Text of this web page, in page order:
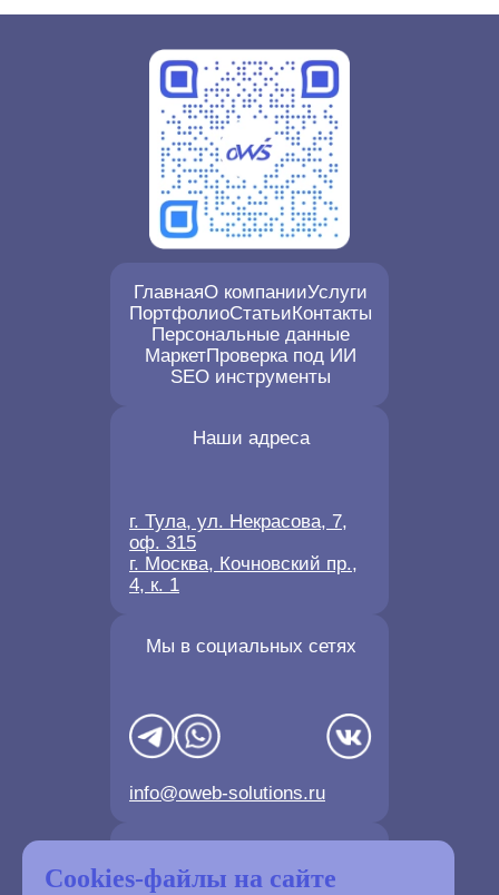
Cookies-файлы на сайте
ГлавнаяО компанииУслуги
ПортфолиоСтатьиКонтакты
Персональные данные
МаркетПроверка под ИИ
SEO инструменты
Мы в социальных сетях
info@oweb-solutions.ru
Наши адреса
г. Тула, ул. Некрасова, 7,
оф. 315
г. Москва, Кочновский пр.,
4, к. 1